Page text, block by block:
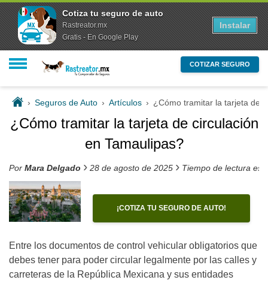
COTIZAR SEGURO
› Seguros de Auto › Artículos › ¿Cómo tramitar la tarjeta de
¿Cómo tramitar la tarjeta de circulación
en Tamaulipas?
Por Mara Delgado › 28 de agosto de 2025 › Tiempo de lectura
¡COTIZA TU SEGURO DE AUTO!
Entre los documentos de control vehicular obligatorios que
debes tener para poder circular legalmente por las calles y
carreteras de la República Mexicana y sus entidades
Cotiza tu seguro de auto
Rastreator.mx
Gratis - En Google Play
Instalar